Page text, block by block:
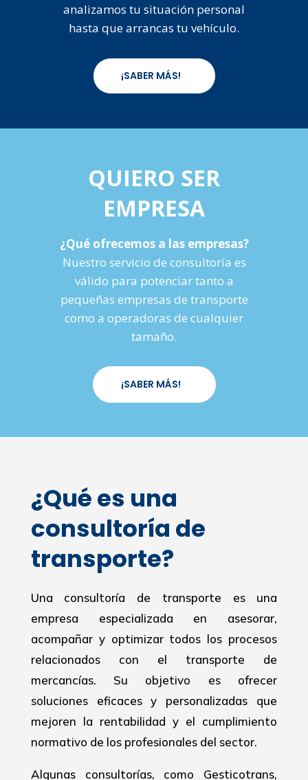
analizamos tu situación personal
hasta que arrancas tu vehículo.
¡SABER MÁS!
QUIERO SER
EMPRESA
¿Qué ofrecemos a las empresas?
Nuestro servicio de consultoría es
válido para potenciar tanto a
pequeñas empresas de transporte
como a operadoras de cualquier
tamaño.
¡SABER MÁS!
¿Qué es una
consultoría de
transporte?
Una consultoría de transporte es una
empresa especializada en asesorar,
acompañar y optimizar todos los procesos
relacionados con el transporte de
mercancías. Su objetivo es ofrecer
soluciones eficaces y personalizadas que
mejoren la rentabilidad y el cumplimiento
normativo de los profesionales del sector.
Algunas consultorías, como Gesticotrans,